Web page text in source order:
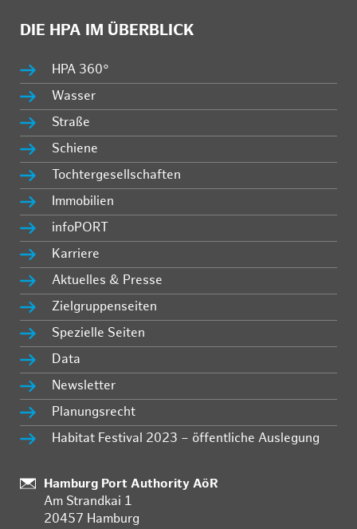
DIE HPA IM ÜBERBLICK
HPA 360°
Wasser
Straße
Schiene
Tochtergesellschaften
Immobilien
infoPORT
Karriere
Aktuelles & Presse
Zielgruppenseiten
Spezielle Seiten
Data
Newsletter
Planungsrecht
Habitat Festival 2023 – öffentliche Auslegung
Standort:
Hamburg Port Authority AöR
Am Strandkai 1
20457 Hamburg